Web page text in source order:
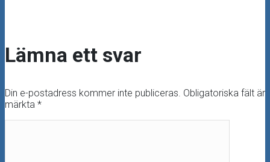
Lämna ett svar
Din e-postadress kommer inte publiceras. Obligatoriska fält är
märkta *